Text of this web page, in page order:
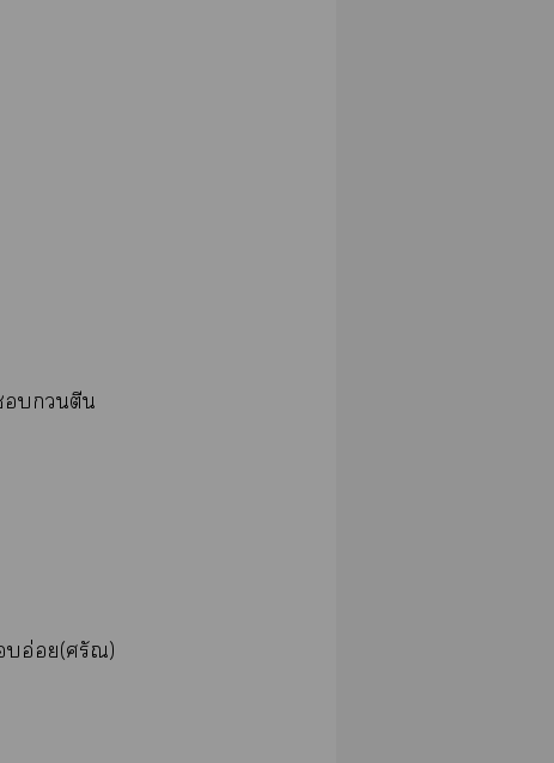
ตีน
อ่อย(ศรัณ)